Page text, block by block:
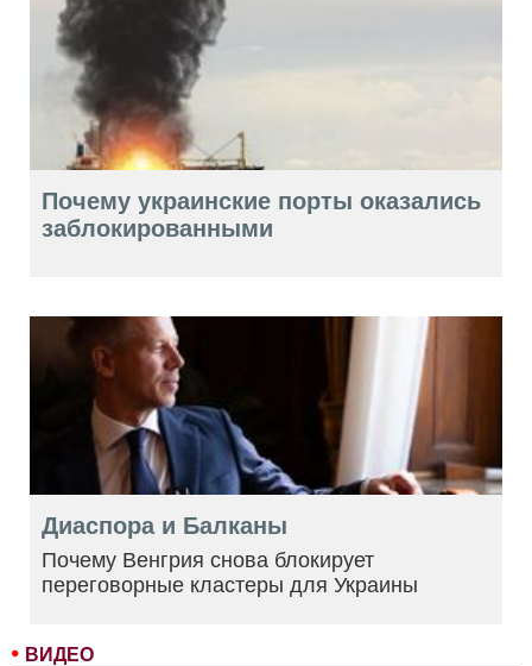
ВИДЕО
Почему украинские порты оказались
заблокированными
Диаспора и Балканы
Почему Венгрия снова блокирует
переговорные кластеры для Украины